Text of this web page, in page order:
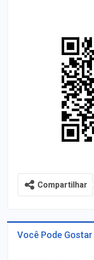
Compartilhar
Você Pode